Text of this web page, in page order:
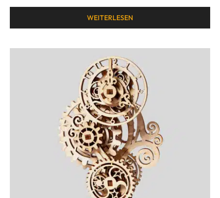
Bewertet mit
WEITERLESEN